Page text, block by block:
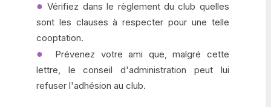
Vérifiez dans le règlement du club quelles
sont les clauses à respecter pour une telle
cooptation.
Prévenez votre ami que, malgré cette
lettre, le conseil d'administration peut lui
refuser l'adhésion au club.